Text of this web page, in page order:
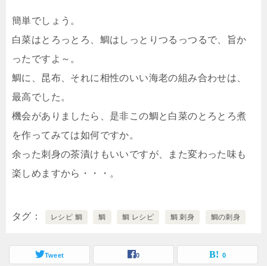
簡単でしょう。
白菜はとろっとろ、鯛はしっとりつるっつるで、旨か
ったですよ～。
鯛に、昆布、それに相性のいい海老の組み合わせは、
最高でした。
機会がありましたら、是非この鯛と白菜のとろとろ煮
を作ってみては如何ですか。
余った刺身の茶漬けもいいですが、また変わった味も
楽しめますから・・・。
タグ レシピ 鯛 鯛 鯛 レシピ 鯛 刺身 鯛の刺身
Tweet 0 0